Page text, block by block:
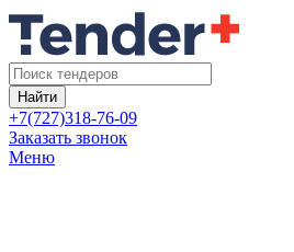
Найти
+7(727)318-76-09
Заказать звонок
Меню